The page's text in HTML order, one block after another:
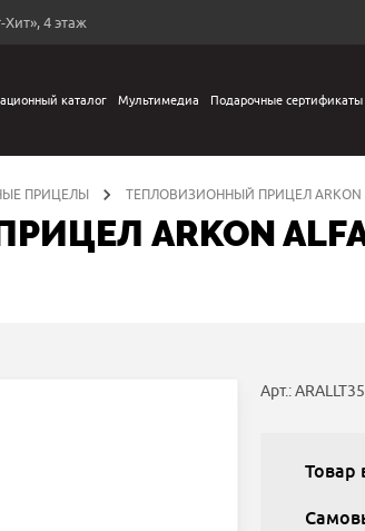
4 этаж
каталог Мультимедиа Подарочные сертификаты
ПРИЦЕЛЫ ТЕПЛОВИЗИОННЫЙ ПРИЦЕЛ ARKON
ARKON ALFA
Арт.: ARALLT35
Товар